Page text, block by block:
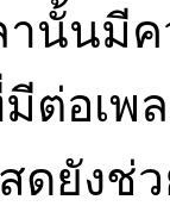
านั้นมี
ต่อเ
ดยังช่